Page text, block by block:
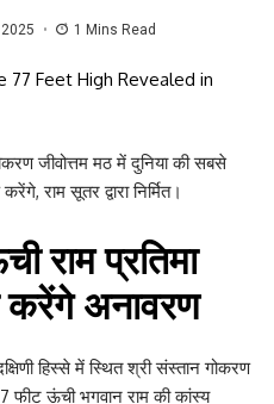
1 Mins Read
जीवोत्तम मठ में दुनिया की सबसे
राम सूतर द्वारा निर्मित।
राम प्रतिमा
करेंगे अनावरण
हिस्से में स्थित श्री संस्तान गोकरण
फीट ऊंची भगवान राम की कांस्य